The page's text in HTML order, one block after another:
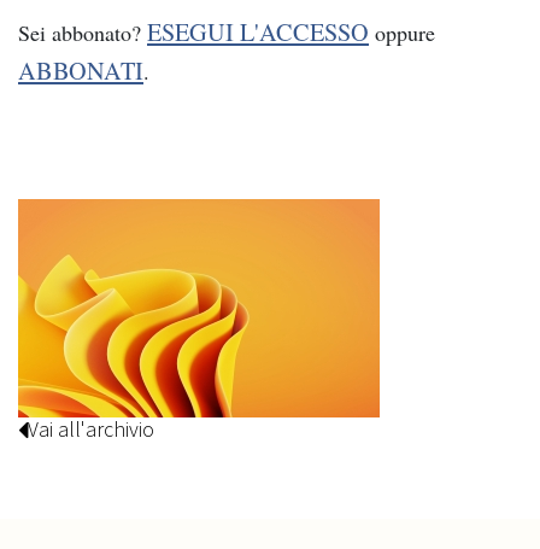
Sei abbonato? ESEGUI L'ACCESSO oppure
ABBONATI.
Vai all'archivio